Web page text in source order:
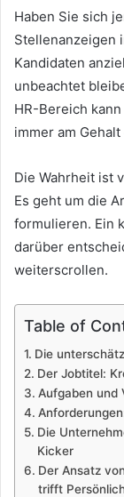
Haben Sie sich
Stellenanzeigen
Kandidaten
unbeachtet
HR-Bereich
immer am
Die Wahrheit ist
Es geht um die
formulieren. Ein
darüber
weiterscrollen.
Table of
Die
Der Jobtitel:
Aufgaben und
Die
Kicker
Der Ansatz
trifft